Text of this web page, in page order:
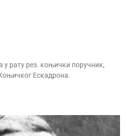
у рату рез. коњички поручник,
Ескадрона.